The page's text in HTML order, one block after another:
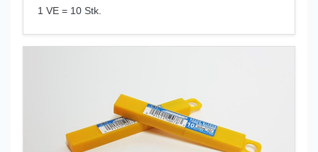
1 VE = 10 Stk.